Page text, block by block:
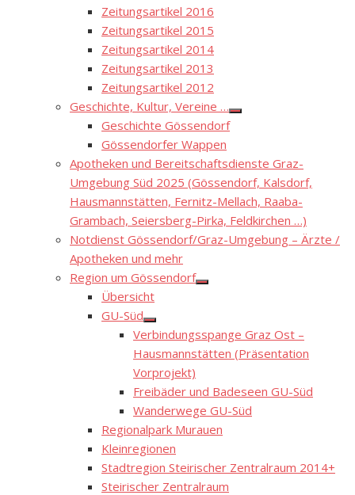
Zeitungsartikel 2016
Zeitungsartikel 2015
Zeitungsartikel 2014
Zeitungsartikel 2013
Zeitungsartikel 2012
Geschichte, Kultur, Vereine …
Show
Geschichte Gössendorf
Gössendorfer Wappen
Apotheken und Bereitschaftsdienste Graz-
Umgebung Süd 2025 (Gössendorf, Kalsdorf,
Hausmannstätten, Fernitz-Mellach, Raaba-
Grambach, Seiersberg-Pirka, Feldkirchen …)
Notdienst Gössendorf/Graz-Umgebung – Ärzte /
Apotheken und mehr
Region um Gössendorf
Show
Übersicht
GU-Süd
Show
sub
menu
Verbindungsspange Graz Ost –
Hausmannstätten (Präsentation
Vorprojekt)
Freibäder und Badeseen GU-Süd
Wanderwege GU-Süd
Regionalpark Murauen
Kleinregionen
Stadtregion Steirischer Zentralraum 2014+
Steirischer Zentralraum